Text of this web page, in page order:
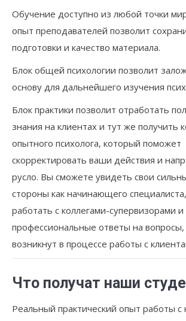
Обучение доступно из любой точки
опыт преподавателей позволит
подготовки и качество материала.
Блок общей психологии позволит
основу для дальнейшего изучения
Блок практики позволит отработать
знания на клиентах и тут же получить
опытного психолога, который поможет
скорректировать ваши действия и
русло. Вы сможете увидеть свои
стороны как начинающего
работать с коллегами-супервизорами и
профессиональные ответы на
возникнут в процессе работы с
Что получат наши
Реальный практический опыт работы с